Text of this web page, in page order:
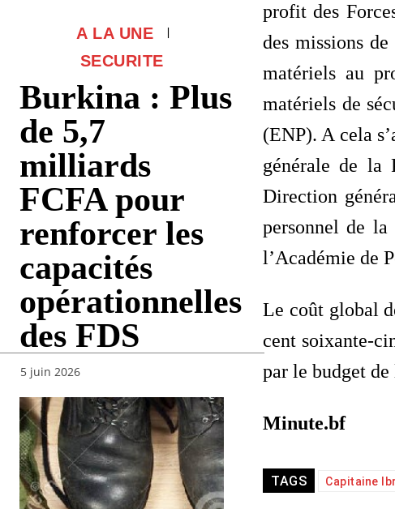
A LA UNE
SECURITE
Burkina : Plus
de 5,7
milliards
FCFA pour
renforcer les
capacités
opérationnelles
des FDS
5 juin 2026
profit des
des missions
matériels au
matériels de
(ENP). A cela
générale de la
Direction
personnel de
l’Académie de
Le coût global
cent soixante-
par le budget
Minute.bf
TAGS Capitaine